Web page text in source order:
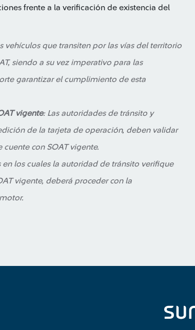
frente a la verificación de existencia del
vehículos que transiten por las vías del territorio
siendo a su vez imperativo para las
garantizar el cumplimiento de esta
vigente: Las autoridades de tránsito y
de la tarjeta de operación, deben validar
con SOAT vigente.
en los cuales la autoridad de tránsito verifique
vigente, deberá proceder con la